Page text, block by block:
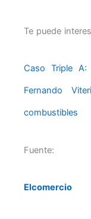
Te puede
Caso Triple
Fernando
combustibles
Fuente:
Elcomercio